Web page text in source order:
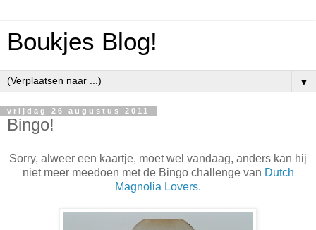
Boukjes Blog!
▼
vrijdag 26 augustus 2011
Bingo!
Sorry, alweer een kaartje, moet wel vandaag, anders kan hij
niet meer meedoen met de Bingo challenge van Dutch
Magnolia Lovers.